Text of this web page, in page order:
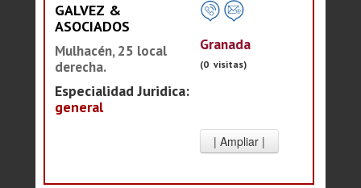
GALVEZ &
ASOCIADOS
Mulhacén, 25 local
derecha.
Especialidad Juridica:
general
Granada
(0 visitas)